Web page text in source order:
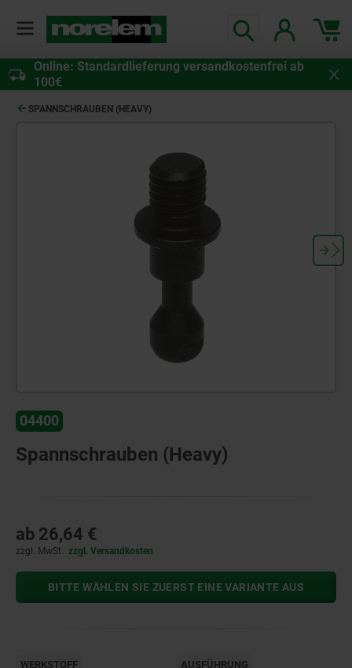
Online: Standardlieferung versandkostenfrei ab
100€
SPANNSCHRAUBEN (HEAVY)
04400
Spannschrauben (Heavy)
ab 26,64 €
zzgl. MwSt. zzgl. Versandkosten
BITTE WÄHLEN SIE ZUERST EINE VARIANTE AUS
WERKSTOFF AUSFÜHRUNG